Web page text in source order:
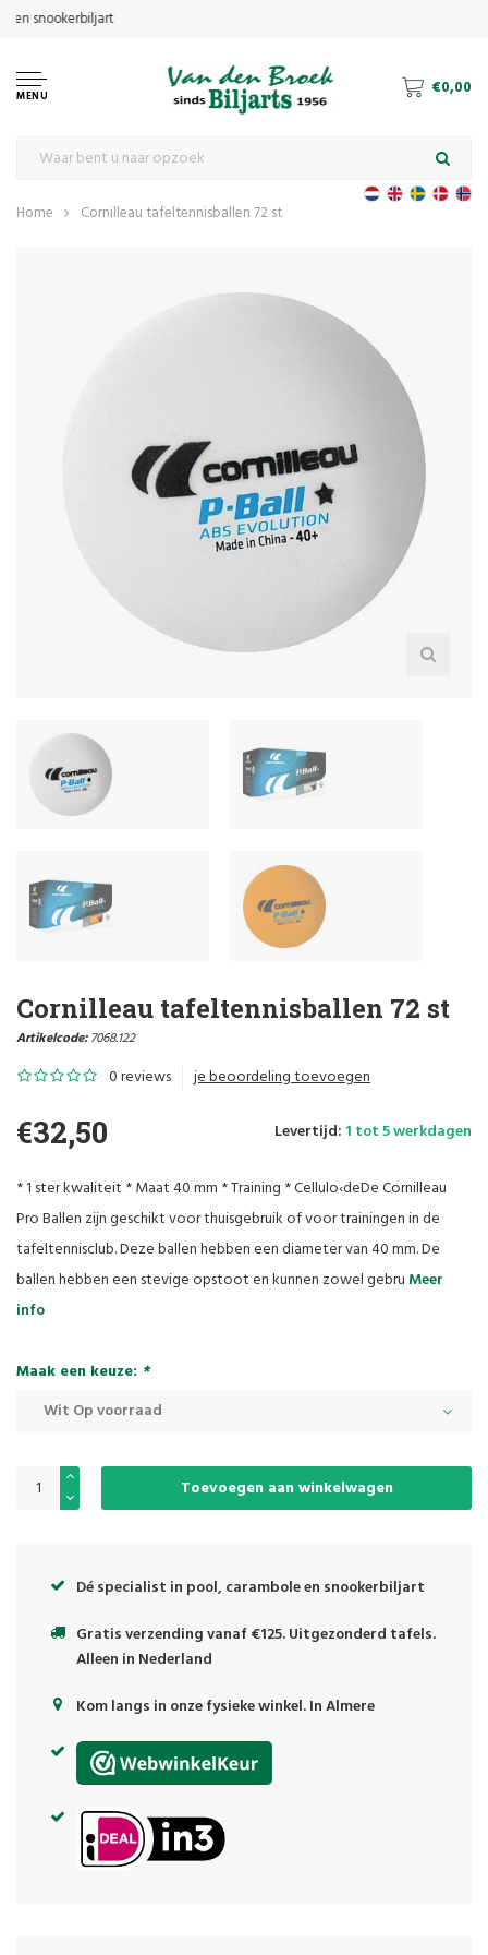
MENU €0,00
Home Cornilleau tafeltennisballen 72 st
Cornilleau tafeltennisballen 72 st
Artikelcode:7068.122
0 reviews je beoordeling toevoegen
€32,50 Levertijd: 1 tot 5 werkdagen
* 1 ster kwaliteit * Maat 40 mm * Training * Cellulo‹deDe Cornilleau
Pro Ballen zijn geschikt voor thuisgebruik of voor trainingen in de
tafeltennisclub. Deze ballen hebben een diameter van 40 mm. De
ballen hebben een stevige opstoot en kunnen zowel gebru Meer
info
Maak een keuze: *
Wit Op voorraad
Toevoegen aan winkelwagen
Dé specialist in pool, carambole en snookerbiljart
Gratis verzending vanaf €125. Uitgezonderd tafels.
Alleen in Nederland
Kom langs in onze fysieke winkel. In Almere